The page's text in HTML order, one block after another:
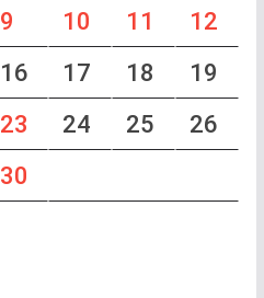
9 10 11
12
16 17 18
19
23 24 25
26
30